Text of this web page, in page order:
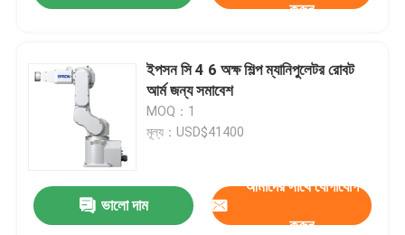
করুন
ইপসন সি 4 6 অক্ষ শিল্প ম্যানিপুলেটর রোবট
আর্ম জন্য সমাবেশ
MOQ：1
মূল্য：USD$41400
ভালো দাম
আমাদের সাথে যোগাযোগ
করুন